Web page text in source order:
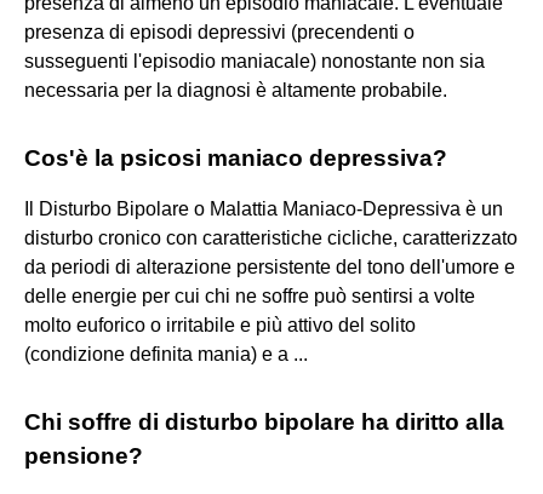
presenza di episodi depressivi (precendenti o
susseguenti l'episodio maniacale) nonostante non sia
necessaria per la diagnosi è altamente probabile.
Cos'è la psicosi maniaco depressiva?
Il Disturbo Bipolare o Malattia Maniaco-Depressiva è un
disturbo cronico con caratteristiche cicliche, caratterizzato
da periodi di alterazione persistente del tono dell'umore e
delle energie per cui chi ne soffre può sentirsi a volte
molto euforico o irritabile e più attivo del solito
(condizione definita mania) e a ...
Chi soffre di disturbo bipolare ha diritto alla
pensione?